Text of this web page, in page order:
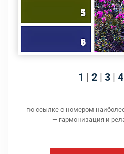
1 | 2 | 3 | 4
по ссылке с номером
— гармонизация и